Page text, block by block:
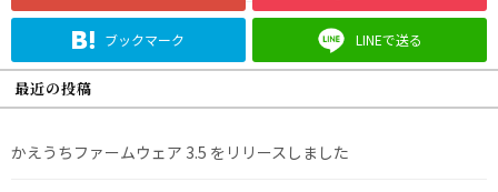
ブックマーク LINEで送る
最近の投稿
かえうちファームウェア 3.5 をリリースしました